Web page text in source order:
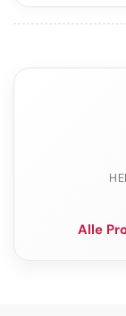
Alle